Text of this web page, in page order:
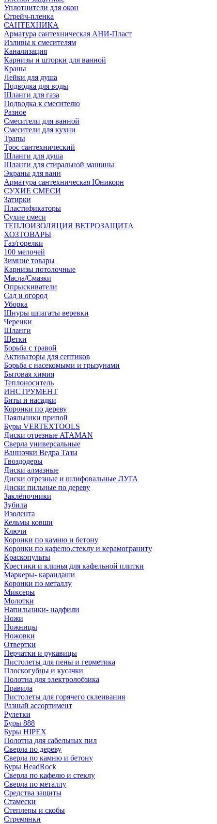
Уплотнители для окон
Стрейч-пленка
САНТЕХНИКА
Арматура сантехническая АНИ-Пласт
Изливы к смесителям
Канализация
Карнизы и шторки для ванной
Краны
Лейки для душа
Подводка для воды
Шланги для газа
Подводка к смесителю
Разное
Смесители для ванной
Смесители для кухни
Трапы
Трос сантехнический
Шланги для душа
Шланги для стиральной машины
Экраны для ванн
Арматура сантехническая Юникорн
СУХИЕ СМЕСИ
Затирки
Пластификаторы
Сухие смеси
ТЕПЛОИЗОЛЯЦИЯ ВЕТРОЗАЩИТА
ХОЗТОВАРЫ
Газ/горелки
100 мелочей
Зимние товары
Карнизы потолочные
Масла/Смазки
Опрыскиватели
Сад и огород
Уборка
Шнуры шпагаты веревки
Черенки
Шланги
Щетки
Борьба с травой
Активаторы для септиков
Борьба с насекомыми и грызунами
Бытовая химия
Теплоноситель
ИНСТРУМЕНТ
Биты и насадки
Коронки по дереву
Паяльники припой
Буры VERTEXTOOLS
Диски отрезные ATAMAN
Сверла универсальные
Ванночки Ведра Тазы
Гвоздодеры
Диски алмазные
Диски отрезные и шлифовальные ЛУГА
Диски пильные по дереву
Заклёпочники
Зубила
Изолента
Кельмы ковши
Ключи
Коронки по камню и бетону
Коронки по кафелю,стеклу и керамограниту
Краскопульты
Крестики и клинья для кафельной плитки
Маркеры- карандаши
Коронки по металлу
Миксеры
Молотки
Напильники- надфили
Ножи
Ножницы
Ножовки
Отвертки
Перчатки и рукавицы
Пистолеты для пены и герметика
Плоскогубцы и кусачки
Полотна для электролобзика
Правила
Пистолеты для горячего склеивания
Разный ассортимент
Рулетки
Буры 888
Буры HIPEX
Полотна для сабельных пил
Сверла по дереву
Сверла по камню и бетону
Буры HeadRock
Сверла по кафелю и стеклу
Сверла по металлу
Средства защиты
Стамески
Степлеры и скобы
Стремянки